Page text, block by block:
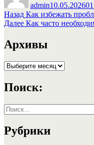
admin10.05.2026
Навигация
по
записям
Назад Предыдущая
запись:
Как избежать
Далее Следующая
Как часто
Архивы
Архивы
Поиск:
Искать:
Рубрики